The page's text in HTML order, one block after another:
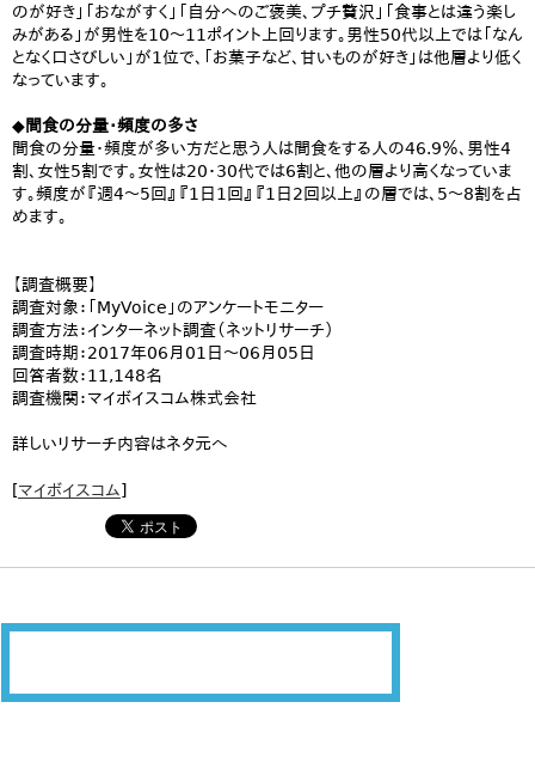
のが好き」「おながすく」「自分へのご褒美、プチ贅沢」「食事とは違う楽し
みがある」が男性を10～11ポイント上回ります。男性50代以上では「なん
となく口さびしい」が1位で、「お菓子など、甘いものが好き」は他層より低く
なっています。
◆間食の分量・頻度の多さ
間食の分量・頻度が多い方だと思う人は間食をする人の46.9％、男性4
割、女性5割です。女性は20・30代では6割と、他の層より高くなっていま
す。頻度が『週4～5回』『1日1回』『1日2回以上』の層では、5～8割を占
めます。
【調査概要】
調査対象：「MyVoice」のアンケートモニター
調査方法：インターネット調査（ネットリサーチ）
調査時期：2017年06月01日～06月05日
回答者数：11,148名
調査機関：マイボイスコム株式会社
詳しいリサーチ内容はネタ元へ
[マイボイスコム]